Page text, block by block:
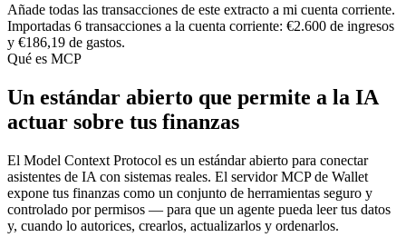
Añade todas las transacciones de este extracto a mi cuenta corriente.
Importadas 6 transacciones a la cuenta corriente: €2.600 de ingresos
y €186,19 de gastos.
Qué es MCP
Un estándar abierto que permite a la IA
actuar sobre tus finanzas
El Model Context Protocol es un estándar abierto para conectar
asistentes de IA con sistemas reales. El servidor MCP de Wallet
expone tus finanzas como un conjunto de herramientas seguro y
controlado por permisos — para que un agente pueda leer tus datos
y, cuando lo autorices, crearlos, actualizarlos y ordenarlos.